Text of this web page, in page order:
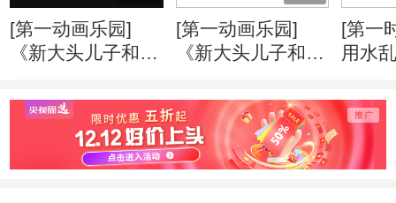
[第一动画乐园]
《新大头儿子和小
季） 奇妙的纸盒
子/青椒大战
[第一动画乐园]
《新大头儿子和小
季） 超级大泡泡/
灵感女神
[第一
用水
车成